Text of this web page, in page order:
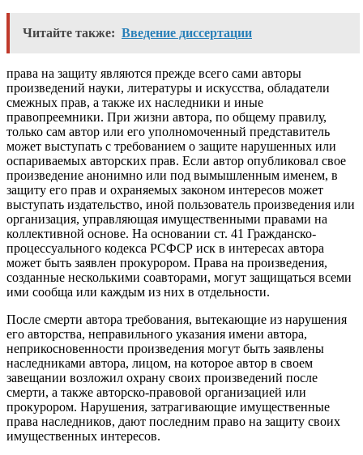
Читайте также: Введение диссертации
права на защиту являются прежде всего сами авторы
произведений науки, литературы и искусства, обладатели
смежных прав, а также их наследники и иные
правопреемники. При жизни автора, по общему правилу,
только сам автор или его уполномоченный представитель
может выступать с требованием о защите нарушенных или
оспариваемых авторских прав. Если автор опубликовал свое
произведение анонимно или под вымышленным именем, в
защиту его прав и охраняемых законом интересов может
выступать издательство, иной пользователь произведения или
организация, управляющая имущественными правами на
коллективной основе. На основании ст. 41 Гражданско-
процессуального кодекса РСФСР иск в интересах автора
может быть заявлен прокурором. Права на произведения,
созданные несколькими соавторами, могут защищаться всеми
ими сообща или каждым из них в отдельности.
После смерти автора требования, вытекающие из нарушения
его авторства, неправильного указания имени автора,
неприкосновенности произведения могут быть заявлены
наследниками автора, лицом, на которое автор в своем
завещании возложил охрану своих произведений после
смерти, а также авторско-правовой организацией или
прокурором. Нарушения, затрагивающие имущественные
права наследников, дают последним право на защиту своих
имущественных интересов.